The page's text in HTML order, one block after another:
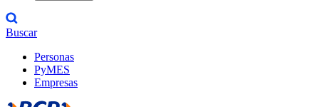
Buscar
Personas
PyMES
Empresas